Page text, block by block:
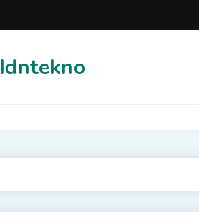
Idntekno